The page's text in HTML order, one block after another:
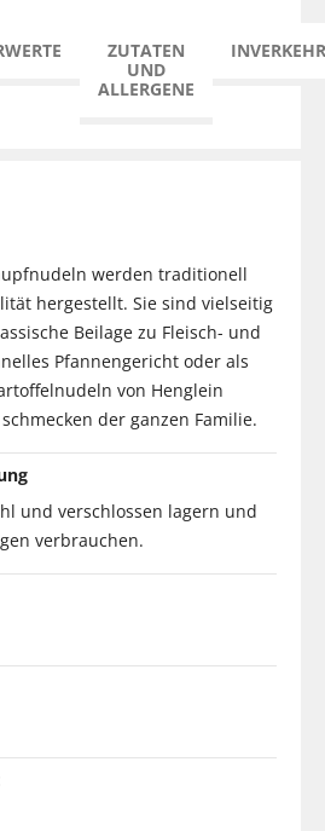
ZUTATEN
UND
ALLERGENE
werden traditionell
hergestellt. Sie sind vielseitig
Beilage zu Fleisch- und
Pfannengericht oder als
von Henglein
der ganzen Familie.
und verschlossen lagern und
verbrauchen.